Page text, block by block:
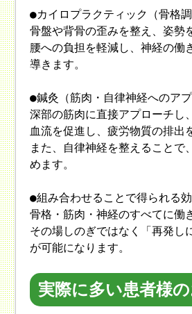
●カイロプラクティック（骨格調
骨盤や背骨の歪みを整え、姿勢
腰への負担を軽減し、神経の働
導きます。
●鍼灸（筋肉・自律神経へのアプ
深部の筋肉に直接アプローチし
血流を促進し、疲労物質の排出
また、自律神経を整えることで
めます。
●組み合わせることで得られる
骨格・筋肉・神経のすべてに働
その場しのぎではなく「再発し
が可能になります。
実際に多い患者様